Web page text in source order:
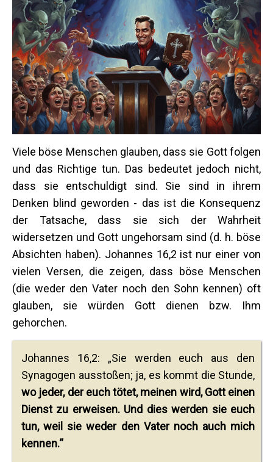
Viele böse Menschen glauben, dass sie Gott folgen
und das Richtige tun. Das bedeutet jedoch nicht,
dass sie entschuldigt sind. Sie sind in ihrem
Denken blind geworden - das ist die Konsequenz
der Tatsache, dass sie sich der Wahrheit
widersetzen und Gott ungehorsam sind (d. h. böse
Absichten haben). Johannes 16,2 ist nur einer von
vielen Versen, die zeigen, dass böse Menschen
(die weder den Vater noch den Sohn kennen) oft
glauben, sie würden Gott dienen bzw. Ihm
gehorchen.
Johannes 16,2: „Sie werden euch aus den
Synagogen ausstoßen; ja, es kommt die Stunde,
wo jeder, der euch tötet, meinen wird, Gott einen
Dienst zu erweisen. Und dies werden sie euch
tun, weil sie weder den Vater noch auch mich
kennen.“